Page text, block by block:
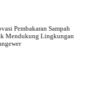
Pembakaran Sampah
Mendukung Lingkungan